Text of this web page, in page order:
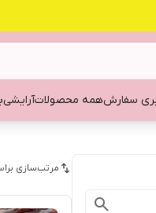
سفارشهمه محصولاتآرایشی
مرتب‌سازی